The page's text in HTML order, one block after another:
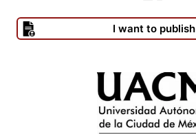
I want to publish